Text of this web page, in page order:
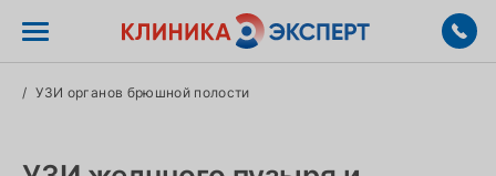
/ УЗИ органов брюшной полости